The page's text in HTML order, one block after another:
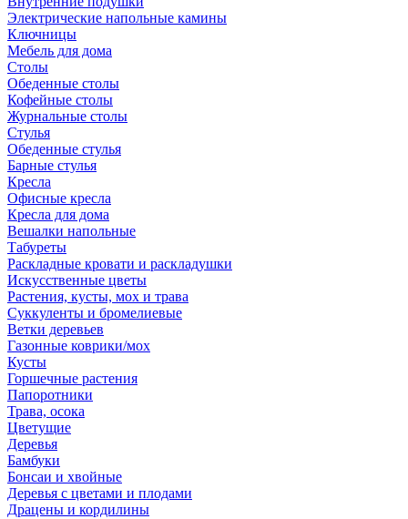
Электрические напольные камины
Ключницы
Мебель для дома
Столы
Обеденные столы
Кофейные столы
Журнальные столы
Стулья
Обеденные стулья
Барные стулья
Кресла
Офисные кресла
Кресла для дома
Вешалки напольные
Табуреты
Раскладные кровати и раскладушки
Искусственные цветы
Растения, кусты, мох и трава
Суккуленты и бромелиевые
Ветки деревьев
Газонные коврики/мох
Кусты
Горшечные растения
Папоротники
Трава, осока
Цветущие
Деревья
Бамбуки
Бонсаи и хвойные
Деревья с цветами и плодами
Драцены и кордилины